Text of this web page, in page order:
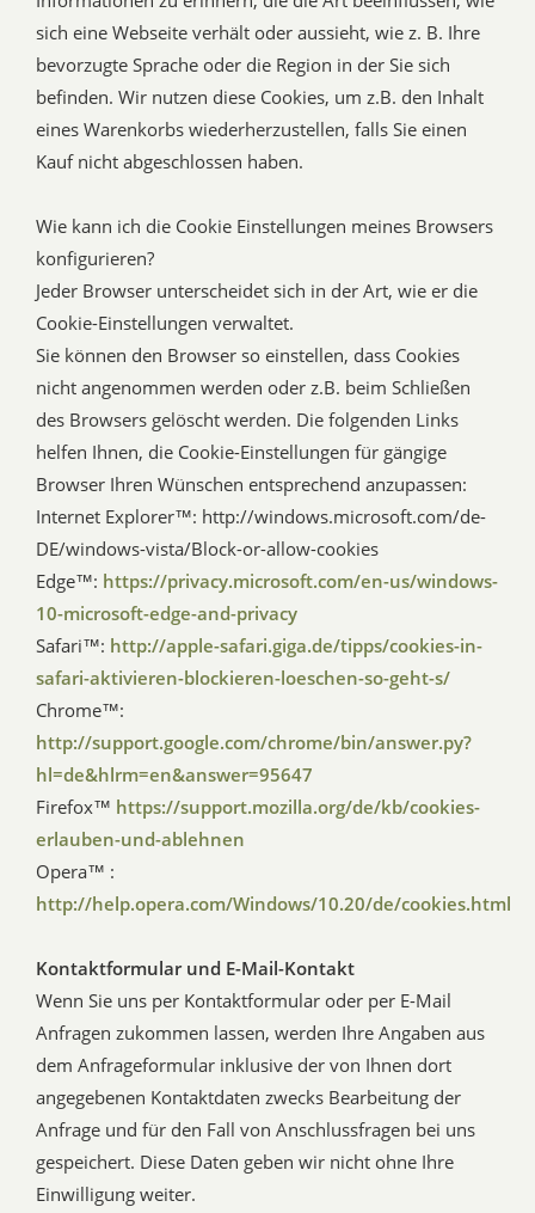
sich eine Webseite verhält oder aussieht, wie z. B. Ihre
bevorzugte Sprache oder die Region in der Sie sich
befinden. Wir nutzen diese Cookies, um z.B. den Inhalt
eines Warenkorbs wiederherzustellen, falls Sie einen
Kauf nicht abgeschlossen haben.
Wie kann ich die Cookie Einstellungen meines Browsers
konfigurieren?
Jeder Browser unterscheidet sich in der Art, wie er die
Cookie-Einstellungen verwaltet.
Sie können den Browser so einstellen, dass Cookies
nicht angenommen werden oder z.B. beim Schließen
des Browsers gelöscht werden. Die folgenden Links
helfen Ihnen, die Cookie-Einstellungen für gängige
Browser Ihren Wünschen entsprechend anzupassen:
Internet Explorer™: http://windows.microsoft.com/de-
DE/windows-vista/Block-or-allow-cookies
Edge™: https://privacy.microsoft.com/en-us/windows-
10-microsoft-edge-and-privacy
Safari™: http://apple-safari.giga.de/tipps/cookies-in-
safari-aktivieren-blockieren-loeschen-so-geht-s/
Chrome™:
http://support.google.com/chrome/bin/answer.py?
hl=de&hlrm=en&answer=95647
Firefox™ https://support.mozilla.org/de/kb/cookies-
erlauben-und-ablehnen
Opera™ :
http://help.opera.com/Windows/10.20/de/cookies.html
Kontaktformular und E-Mail-Kontakt
Wenn Sie uns per Kontaktformular oder per E-Mail
Anfragen zukommen lassen, werden Ihre Angaben aus
dem Anfrageformular inklusive der von Ihnen dort
angegebenen Kontaktdaten zwecks Bearbeitung der
Anfrage und für den Fall von Anschlussfragen bei uns
gespeichert. Diese Daten geben wir nicht ohne Ihre
Einwilligung weiter.